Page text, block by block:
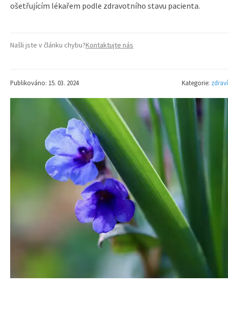
ošetřujícím lékařem podle zdravotního stavu pacienta.
Našli jste v článku chybu?Kontaktujte nás
Publikováno: 15. 03. 2024 Kategorie: zdraví